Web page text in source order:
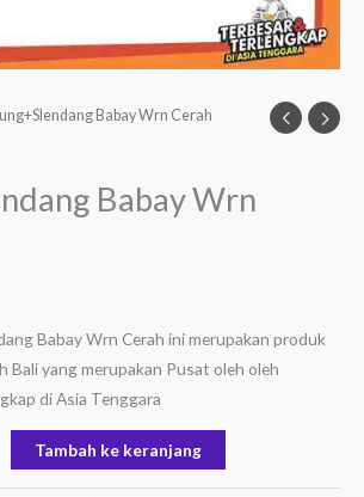
Babay Wrn Cerah
Babay Wrn
Babay Wrn Cerah ini merupakan produk
Bali yang merupakan Pusat oleh oleh
di Asia Tenggara
Tambah ke keranjang